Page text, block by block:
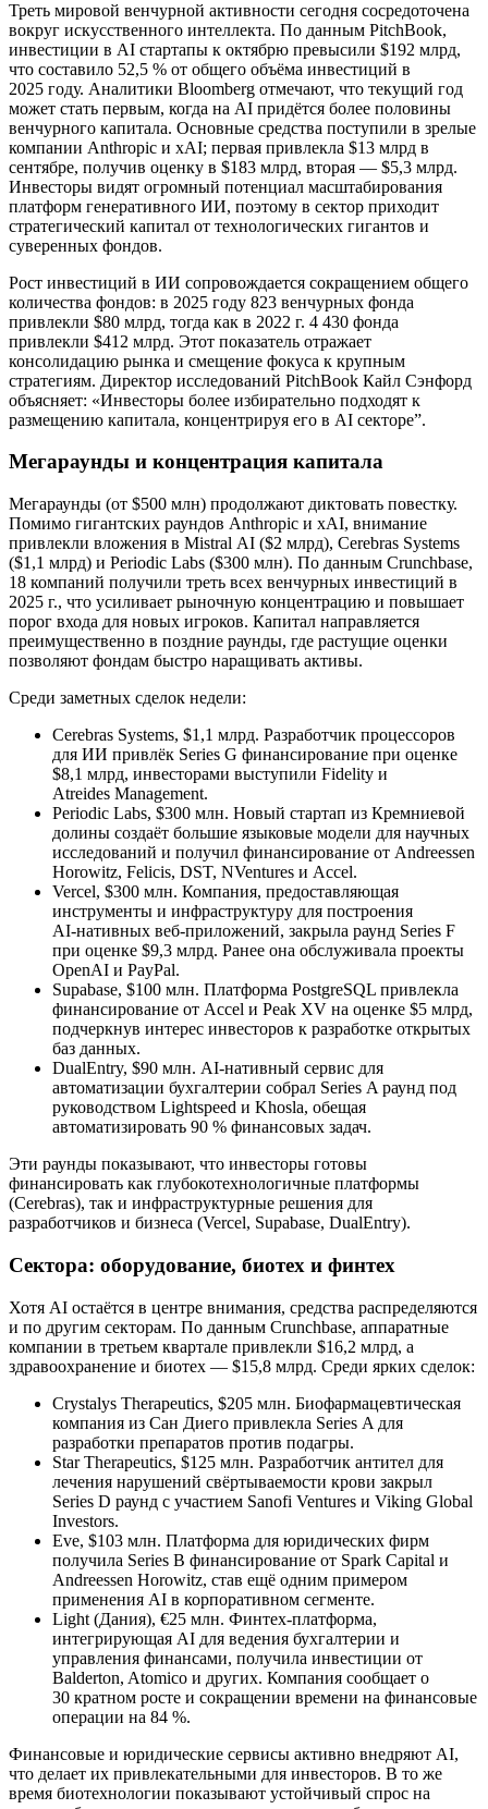
Треть мировой венчурной активности сегодня сосредоточена
вокруг искусственного интеллекта. По данным PitchBook,
инвестиции в AI стартапы к октябрю превысили $192 млрд,
что составило 52,5 % от общего объёма инвестиций в
2025 году. Аналитики Bloomberg отмечают, что текущий год
может стать первым, когда на AI придётся более половины
венчурного капитала. Основные средства поступили в зрелые
компании Anthropic и xAI; первая привлекла $13 млрд в
сентябре, получив оценку в $183 млрд, вторая — $5,3 млрд.
Инвесторы видят огромный потенциал масштабирования
платформ генеративного ИИ, поэтому в сектор приходит
стратегический капитал от технологических гигантов и
суверенных фондов.
Рост инвестиций в ИИ сопровождается сокращением общего
количества фондов: в 2025 году 823 венчурных фонда
привлекли $80 млрд, тогда как в 2022 г. 4 430 фонда
привлекли $412 млрд. Этот показатель отражает
консолидацию рынка и смещение фокуса к крупным
стратегиям. Директор исследований PitchBook Кайл Сэнфорд
объясняет: «Инвесторы более избирательно подходят к
размещению капитала, концентрируя его в AI секторе”.
Мегараунды и концентрация капитала
Мегараунды (от $500 млн) продолжают диктовать повестку.
Помимо гигантских раундов Anthropic и xAI, внимание
привлекли вложения в Mistral AI ($2 млрд), Cerebras Systems
($1,1 млрд) и Periodic Labs ($300 млн). По данным Crunchbase,
18 компаний получили треть всех венчурных инвестиций в
2025 г., что усиливает рыночную концентрацию и повышает
порог входа для новых игроков. Капитал направляется
преимущественно в поздние раунды, где растущие оценки
позволяют фондам быстро наращивать активы.
Среди заметных сделок недели:
Cerebras Systems, $1,1 млрд. Разработчик процессоров
для ИИ привлёк Series G финансирование при оценке
$8,1 млрд, инвесторами выступили Fidelity и
Atreides Management.
Periodic Labs, $300 млн. Новый стартап из Кремниевой
долины создаёт большие языковые модели для научных
исследований и получил финансирование от Andreessen
Horowitz, Felicis, DST, NVentures и Accel.
Vercel, $300 млн. Компания, предоставляющая
инструменты и инфраструктуру для построения
AI‑нативных веб-приложений, закрыла раунд Series F
при оценке $9,3 млрд. Ранее она обслуживала проекты
OpenAI и PayPal.
Supabase, $100 млн. Платформа PostgreSQL привлекла
финансирование от Accel и Peak XV на оценке $5 млрд,
подчеркнув интерес инвесторов к разработке открытых
баз данных.
DualEntry, $90 млн. AI‑нативный сервис для
автоматизации бухгалтерии собрал Series A раунд под
руководством Lightspeed и Khosla, обещая
автоматизировать 90 % финансовых задач.
Эти раунды показывают, что инвесторы готовы
финансировать как глубокотехнологичные платформы
(Cerebras), так и инфраструктурные решения для
разработчиков и бизнеса (Vercel, Supabase, DualEntry).
Сектора: оборудование, биотех и финтех
Хотя AI остаётся в центре внимания, средства распределяются
и по другим секторам. По данным Crunchbase, аппаратные
компании в третьем квартале привлекли $16,2 млрд, а
здравоохранение и биотех — $15,8 млрд. Среди ярких сделок:
Crystalys Therapeutics, $205 млн. Биофармацевтическая
компания из Сан Диего привлекла Series A для
разработки препаратов против подагры.
Star Therapeutics, $125 млн. Разработчик антител для
лечения нарушений свёртываемости крови закрыл
Series D раунд с участием Sanofi Ventures и Viking Global
Investors.
Eve, $103 млн. Платформа для юридических фирм
получила Series B финансирование от Spark Capital и
Andreessen Horowitz, став ещё одним примером
применения AI в корпоративном сегменте.
Light (Дания), €25 млн. Финтех-платформа,
интегрирующая AI для ведения бухгалтерии и
управления финансами, получила инвестиции от
Balderton, Atomico и других. Компания сообщает о
30 кратном росте и сокращении времени на финансовые
операции на 84 %.
Финансовые и юридические сервисы активно внедряют AI,
что делает их привлекательными для инвесторов. В то же
время биотехнологии показывают устойчивый спрос на